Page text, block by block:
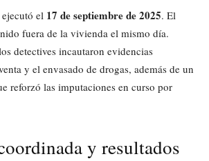
el 17 de septiembre de 2025. El
fuera de la vivienda el mismo día.
detectives incautaron evidencias
y el envasado de drogas, además de un
reforzó las imputaciones en curso por
y resultados